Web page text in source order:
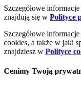
Szczegółowe
znajdują się w Polityce
Szczegółowe
cookies, a także w jaki
znajdziesz w Polityce
Cenimy Twoją